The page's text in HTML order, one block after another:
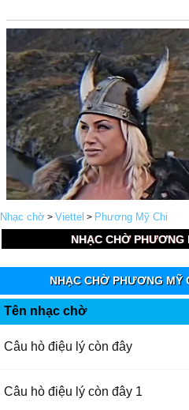
Nhạc chờ > Viettel > Phương Mỹ Chi
NHẠC CHỜ PHƯƠNG
NHẠC CHỜ PHƯƠNG MỸ
Tên nhạc chờ
Câu hò điệu lý còn đây
Câu hò điệu lý còn đây 1